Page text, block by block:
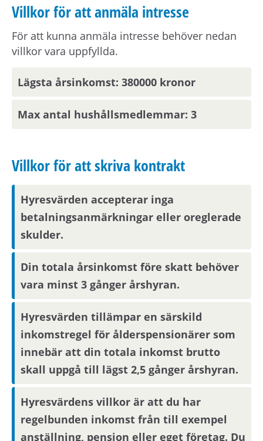
Bostaden kan eventuellt vara tillgänglig
bostad kommer du att bli inbjuden till visning
sidor samt skickas på mejl om du har fyllt i en
aktuell mejladress. Om du har skyddade
personuppgifter får du endast visningsinbjudan
via Mina sidor.
Boendereferenser
Om du blir aktuell för bostaden behöver du
kontakta din nuvarande hyresvärd och
godkänna att denne lämnar ut
boendereferenser om dig till den nya
hyresvärden.
Villkor för att anmäla intresse
För att kunna anmäla intresse behöver nedan
villkor vara uppfyllda.
Lägsta årsinkomst: 380000 kronor
Max antal hushållsmedlemmar: 3
Villkor för att skriva kontrakt
Hyresvärden accepterar inga
betalningsanmärkningar eller oreglerade
skulder.
Din totala årsinkomst före skatt behöver
vara minst 3 gånger årshyran.
Hyresvärden tillämpar en särskild
inkomstregel för ålderspensionärer som
innebär att din totala inkomst brutto
skall uppgå till lägst 2,5 gånger årshyran.
Hyresvärdens villkor är att du har
regelbunden inkomst från till exempel
anställning, pension eller eget företag. Du